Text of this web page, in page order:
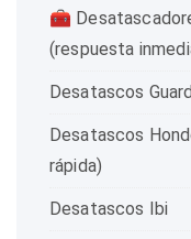
🧰
(respuesta
Desatascos
Desatascos
rápida)
Desatascos Ibi